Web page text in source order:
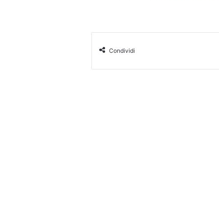
Condividi